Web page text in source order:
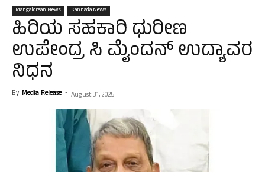
Mangalorean News Kannada News
ಹಿರಿಯ ಸಹಕಾರಿ ಧುರೀಣ
ಉಪೇಂದ್ರ ಸಿ ಮೈಂದನ್ ಉದ್ಯಾವರ
ನಿಧನ
By Media Release - August 31, 2025